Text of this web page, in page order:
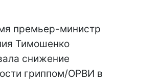
премьер-министр
Тимошенко
снижение
гриппом/ОРВИ в